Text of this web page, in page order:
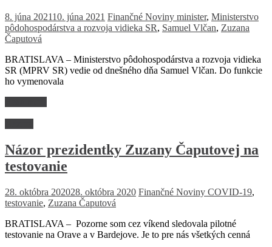
8. júna 202110. júna 2021 Finančné Noviny minister, Ministerstvo
pôdohospodárstva a rozvoja vidieka SR, Samuel Vlčan, Zuzana
Čaputová
BRATISLAVA – Ministerstvo pôdohospodárstva a rozvoja vidieka
SR (MPRV SR) vedie od dnešného dňa Samuel Vlčan. Do funkcie
ho vymenovala
Názor prezidentky Zuzany Čaputovej na
testovanie
28. októbra 202028. októbra 2020 Finančné Noviny COVID-19,
testovanie, Zuzana Čaputová
BRATISLAVA – Pozorne som cez víkend sledovala pilotné
testovanie na Orave a v Bardejove. Je to pre nás všetkých cenná